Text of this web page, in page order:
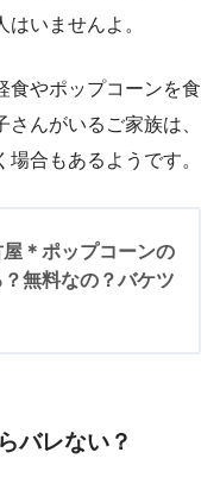
いませんよ。
食やポップコーンを食
んがいるご家族は、
合もあるようです。
＊ポップコーンの
無料なの？バケツ
バレない？